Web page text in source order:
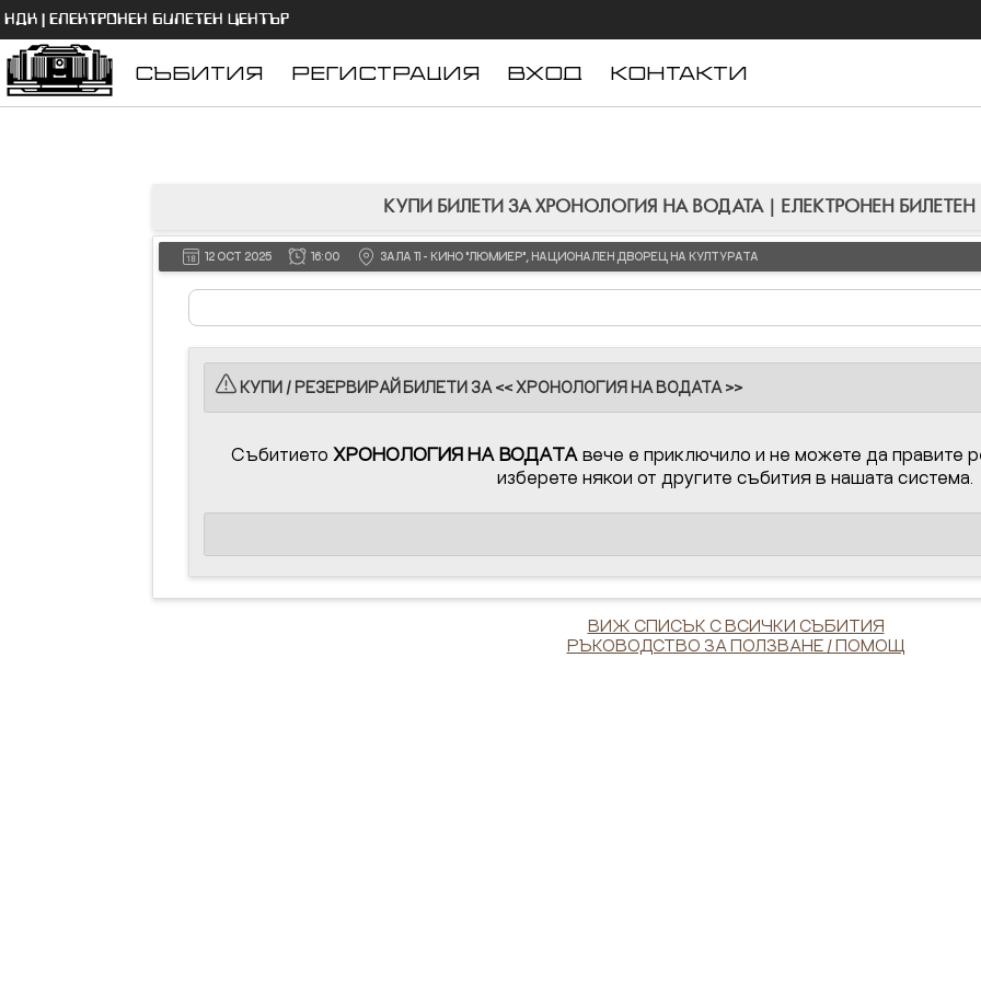
НДК | ЕЛЕКТРОНЕН БИЛЕТЕН ЦЕНТЪР
СЪБИТИЯ РЕГИСТРАЦИЯ ВХОД КОНТАКТИ
КУПИ БИЛЕТИ ЗА ХРОНОЛОГИЯ НА ВОДАТА | ЕЛЕКТРОНЕН БИЛЕТЕН
12 OCT 2025 16:00 ЗАЛА 11 - КИНО "ЛЮМИЕР", НАЦИОНАЛЕН ДВОРЕЦ НА КУЛТУРАТА
КУПИ / РЕЗЕРВИРАЙ БИЛЕТИ ЗА << ХРОНОЛОГИЯ НА ВОДАТА >>
СъбитиетоХРОНОЛОГИЯ НА ВОДАТА вече е приключило и не можете да правите
изберете някои от другите събития в нашата система.
ВИЖ СПИСЪК С ВСИЧКИ СЪБИТИЯ
РЪКОВОДСТВО ЗА ПОЛЗВАНЕ / ПОМОЩ